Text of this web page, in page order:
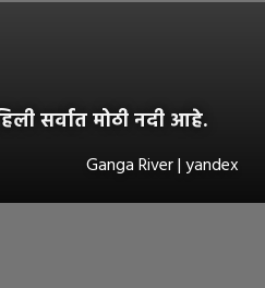
सर्वात मोठी नदी आहे.
Ganga River | yandex